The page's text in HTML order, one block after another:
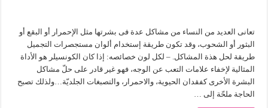
تعانى العديد من النساء من مشاكل عدة فى بشرتها مثل الإحمرار أو البقع أو
البثور أو الشحوب، وقد تكون طريقة إستخدام ألوان مستجصرات التجميل
طريقة لحل هذة المشاكل. – لكل لون خصائصه: إذا كان الكونسيلر هو الأداة
المثالية لإخفاء علامات التعب عن الوجه، فهو غير قادر على حلّ مشاكل
البشرة الأخرى كفقدان الحيوية، والاحمرار، والتصبغات الجلديّة…ولذلك تصبح
الحاجة ملحّة إلى …